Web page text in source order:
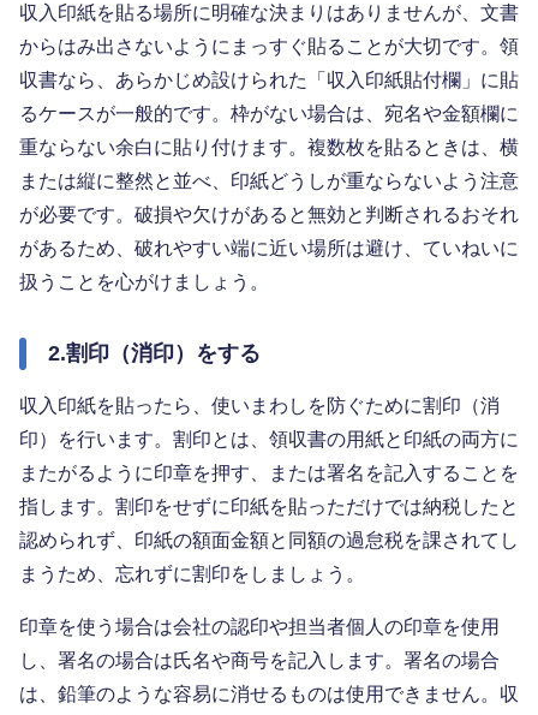
収入印紙を貼る場所に明確な決まりはありませんが、文書
からはみ出さないようにまっすぐ貼ることが大切です。領
収書なら、あらかじめ設けられた「収入印紙貼付欄」に貼
るケースが一般的です。枠がない場合は、宛名や金額欄に
重ならない余白に貼り付けます。複数枚を貼るときは、横
または縦に整然と並べ、印紙どうしが重ならないよう注意
が必要です。破損や欠けがあると無効と判断されるおそれ
があるため、破れやすい端に近い場所は避け、ていねいに
扱うことを心がけましょう。
2.割印（消印）をする
収入印紙を貼ったら、使いまわしを防ぐために割印（消
印）を行います。割印とは、領収書の用紙と印紙の両方に
またがるように印章を押す、または署名を記入することを
指します。割印をせずに印紙を貼っただけでは納税したと
認められず、印紙の額面金額と同額の過怠税を課されてし
まうため、忘れずに割印をしましょう。
印章を使う場合は会社の認印や担当者個人の印章を使用
し、署名の場合は氏名や商号を記入します。署名の場合
は、鉛筆のような容易に消せるものは使用できません。収